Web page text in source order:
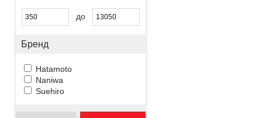
до
Бренд
Hatamoto
Naniwa
Suehiro